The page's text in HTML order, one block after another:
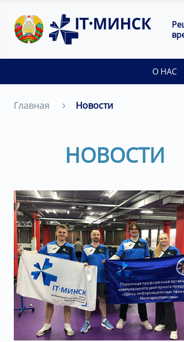
О НАС
Главная Новости
НОВОСТИ